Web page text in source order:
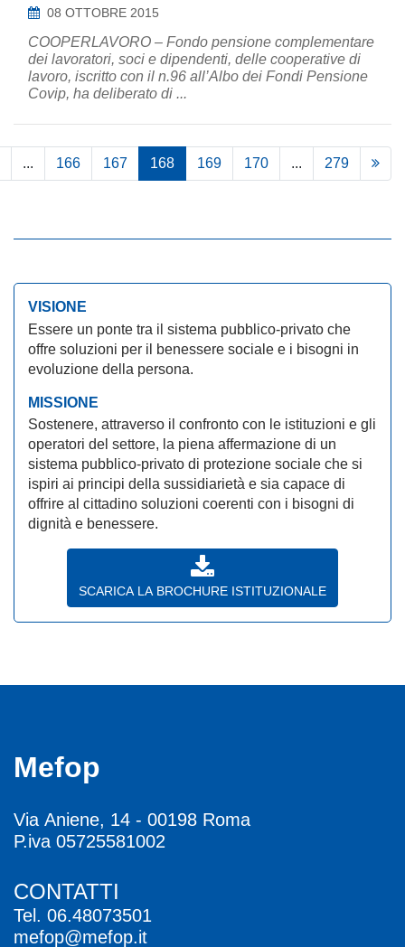
08 OTTOBRE 2015
COOPERLAVORO – Fondo pensione complementare
dei lavoratori, soci e dipendenti, delle cooperative di
lavoro, iscritto con il n.96 all’Albo dei Fondi Pensione
Covip, ha deliberato di ...
... 166 167 168 169 170 ... 279
VISIONE
Essere un ponte tra il sistema pubblico-privato che
offre soluzioni per il benessere sociale e i bisogni in
evoluzione della persona.
MISSIONE
Sostenere, attraverso il confronto con le istituzioni e gli
operatori del settore, la piena affermazione di un
sistema pubblico-privato di protezione sociale che si
ispiri ai principi della sussidiarietà e sia capace di
offrire al cittadino soluzioni coerenti con i bisogni di
dignità e benessere.
SCARICA LA BROCHURE ISTITUZIONALE
Mefop
Via Aniene, 14 - 00198 Roma
P.iva 05725581002
CONTATTI
Tel. 06.48073501
mefop@mefop.it